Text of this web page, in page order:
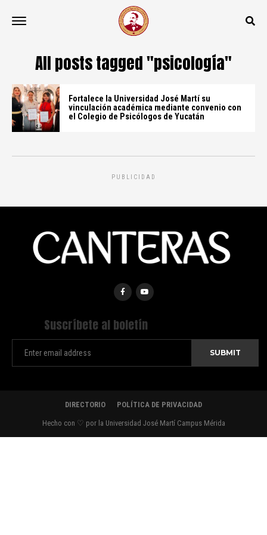
All posts tagged "psicología"
Fortalece la Universidad José Martí su
vinculación académica mediante convenio con
el Colegio de Psicólogos de Yucatán
PUBLICIDAD
Suscríbete al boletín
DIRECTORIO POLÍTICA DE PRIVACIDAD
Hecho con ♡ por la Universidad José Martí Campus Mérida